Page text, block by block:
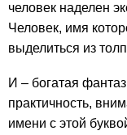
человек наделен
Человек, имя
выделиться из
И – богатая
практичность,
имени с этой